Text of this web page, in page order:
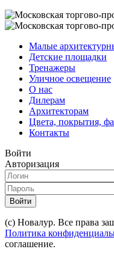
Малые
Детские площадки
Тренажеры
Уличное освещение
О нас
Дилерам
Архитекторам
Цвета, покрытия,
Контакты
Войти
Авторизация
Войти
(с) Новалур. Все права
Политика
соглашение.